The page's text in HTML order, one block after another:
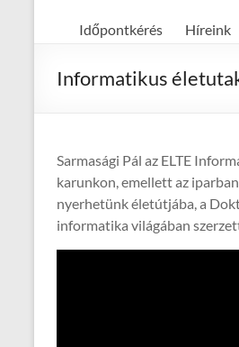
Időpontkérés Híreink
Informatikus
Sarmasági Pál az ELTE
karunkon, emellett az
nyerhetünk életútjába, a
informatika világában